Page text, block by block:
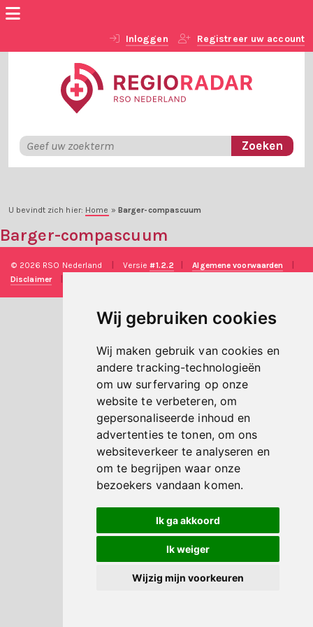
Wij gebruiken cookies
Wij maken gebruik van cookies en
andere tracking-technologieën
om uw surfervaring op onze
website te verbeteren, om
gepersonaliseerde inhoud en
advertenties te tonen, om ons
websiteverkeer te analyseren en
om te begrijpen waar onze
bezoekers vandaan komen.
Ik ga akkoord
Ik weiger
Wijzig mijn voorkeuren
Inloggen Registreer uw account
U bevindt zich hier: Home » Barger-compascuum
Barger-compascuum
© 2026 RSO Nederland Versie#1.2.2 Algemene voorwaarden
Disclaimer